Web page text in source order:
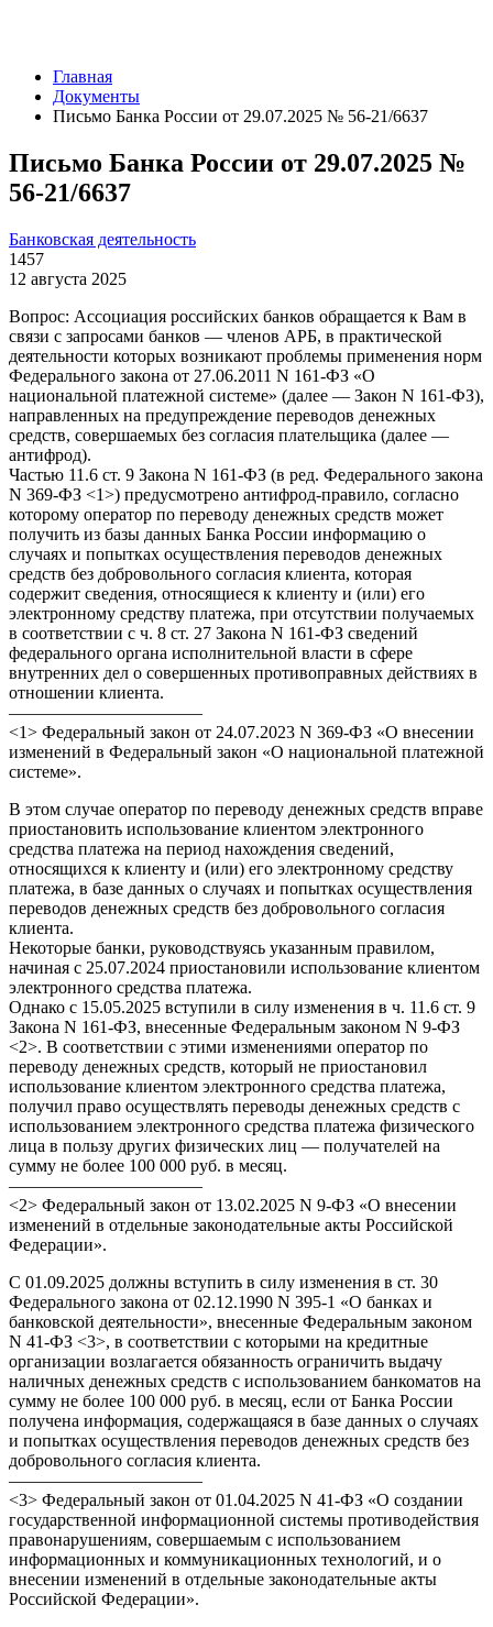
Главная
Документы
Письмо Банка России от 29.07.2025 № 56-21/6637
Письмо Банка России от 29.07.2025 №
56-21/6637
Банковская деятельность
1457
12 августа 2025
Вопрос: Ассоциация российских банков обращается к Вам в
связи с запросами банков — членов АРБ, в практической
деятельности которых возникают проблемы применения норм
Федерального закона от 27.06.2011 N 161-ФЗ «О
национальной платежной системе» (далее — Закон N 161-ФЗ),
направленных на предупреждение переводов денежных
средств, совершаемых без согласия плательщика (далее —
антифрод).
Частью 11.6 ст. 9 Закона N 161-ФЗ (в ред. Федерального закона
N 369-ФЗ <1>) предусмотрено антифрод-правило, согласно
которому оператор по переводу денежных средств может
получить из базы данных Банка России информацию о
случаях и попытках осуществления переводов денежных
средств без добровольного согласия клиента, которая
содержит сведения, относящиеся к клиенту и (или) его
электронному средству платежа, при отсутствии получаемых
в соответствии с ч. 8 ст. 27 Закона N 161-ФЗ сведений
федерального органа исполнительной власти в сфере
внутренних дел о совершенных противоправных действиях в
отношении клиента.
———————————
<1> Федеральный закон от 24.07.2023 N 369-ФЗ «О внесении
изменений в Федеральный закон «О национальной платежной
системе».
В этом случае оператор по переводу денежных средств вправе
приостановить использование клиентом электронного
средства платежа на период нахождения сведений,
относящихся к клиенту и (или) его электронному средству
платежа, в базе данных о случаях и попытках осуществления
переводов денежных средств без добровольного согласия
клиента.
Некоторые банки, руководствуясь указанным правилом,
начиная с 25.07.2024 приостановили использование клиентом
электронного средства платежа.
Однако с 15.05.2025 вступили в силу изменения в ч. 11.6 ст. 9
Закона N 161-ФЗ, внесенные Федеральным законом N 9-ФЗ
<2>. В соответствии с этими изменениями оператор по
переводу денежных средств, который не приостановил
использование клиентом электронного средства платежа,
получил право осуществлять переводы денежных средств с
использованием электронного средства платежа физического
лица в пользу других физических лиц — получателей на
сумму не более 100 000 руб. в месяц.
———————————
<2> Федеральный закон от 13.02.2025 N 9-ФЗ «О внесении
изменений в отдельные законодательные акты Российской
Федерации».
С 01.09.2025 должны вступить в силу изменения в ст. 30
Федерального закона от 02.12.1990 N 395-1 «О банках и
банковской деятельности», внесенные Федеральным законом
N 41-ФЗ <3>, в соответствии с которыми на кредитные
организации возлагается обязанность ограничить выдачу
наличных денежных средств с использованием банкоматов на
сумму не более 100 000 руб. в месяц, если от Банка России
получена информация, содержащаяся в базе данных о случаях
и попытках осуществления переводов денежных средств без
добровольного согласия клиента.
———————————
<3> Федеральный закон от 01.04.2025 N 41-ФЗ «О создании
государственной информационной системы противодействия
правонарушениям, совершаемым с использованием
информационных и коммуникационных технологий, и о
внесении изменений в отдельные законодательные акты
Российской Федерации».